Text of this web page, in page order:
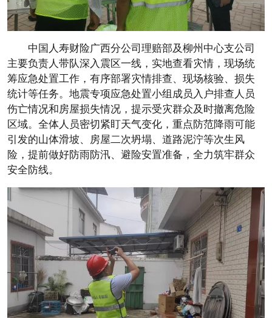
中国人寿财险广西分公司理赔部及柳州中心支公司
主要负责人带队深入震区一线，实地查看灾情，现场统
筹应急处置工作，有序部署灾情排查、现场核验、损失
统计等任务。地震专项应急处置小组成员入户排查人员
伤亡情况和房屋损失情况，提示受灾群众及时撤离危险
区域。全体人员密切紧盯天气变化，重点防范降雨可能
引发的山体滑坡、房屋二次坍塌、道路泥泞等次生风
险，提前做好防雨防汛、避险安置准备，全力筑牢群众
安全防线。